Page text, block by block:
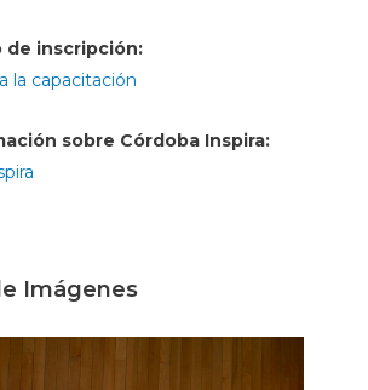
de inscripción:
la capacitación
sobre Córdoba Inspira:
Imágenes